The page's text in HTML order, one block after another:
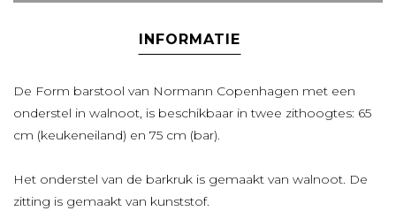
INFORMATIE
De Form barstool van Normann Copenhagen met een
onderstel in walnoot, is beschikbaar in twee zithoogtes: 65
cm (keukeneiland) en 75 cm (bar).
Het onderstel van de barkruk is gemaakt van walnoot. De
zitting is gemaakt van kunststof.